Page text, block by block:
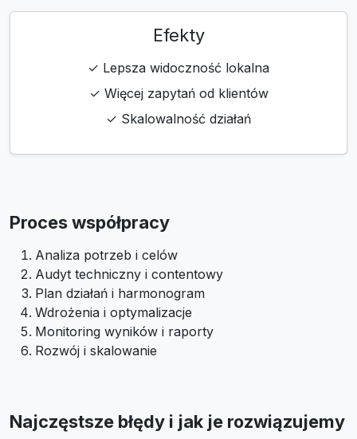
Efekty
✓ Lepsza widoczność lokalna
✓ Więcej zapytań od klientów
✓ Skalowalność działań
Proces współpracy
Analiza potrzeb i celów
Audyt techniczny i contentowy
Plan działań i harmonogram
Wdrożenia i optymalizacje
Monitoring wyników i raporty
Rozwój i skalowanie
Najczęstsze błędy i jak je rozwiązujemy